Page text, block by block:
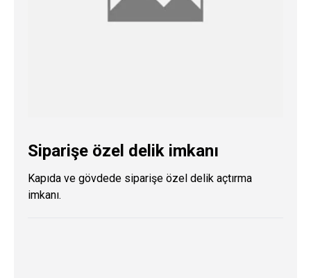
Siparişe özel delik imkanı
Kapıda ve gövdede siparişe özel delik açtırma
imkanı.